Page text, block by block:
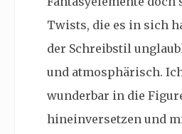
Twists, die es in sich
der Schreibstil
und atmosphärisch.
wunderbar in die
hineinversetzen und